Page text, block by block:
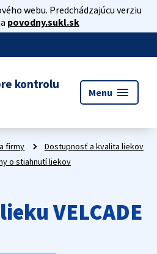
webu. Predchádzajúcu verziu
povodny.sukl.sk
kontrolu
Menu menu
firmy
Dostupnosť a kvalita liekov
o stiahnutí liekov
VELCADE